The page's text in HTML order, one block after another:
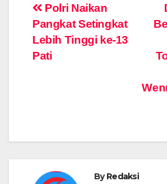
Post
navigation
Polri Naikan
Pangkat Setingkat
Lebih Tinggi ke-13
Pati
ByRedaksi